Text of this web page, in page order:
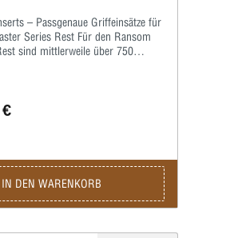
– Passgenaue Griffeinsätze für
Series Rest Für den Ransom
sind mittlerweile über 750
sichere sowie wiederholgenaue
im Schießstand. Viele Grip
Schussergebnisse empfiehlt Ransom
speziell für das jeweilige
Griffeinsatz zu
Produktbild ist ein Beispielbild!
IN DEN WARENKORB